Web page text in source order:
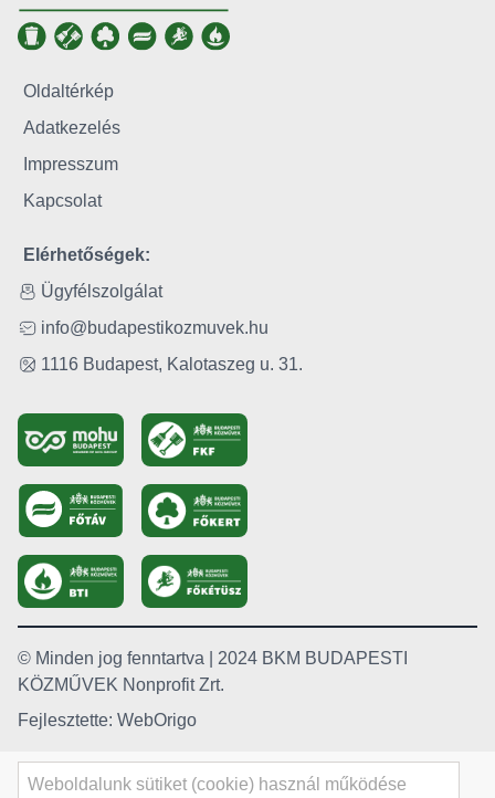
Oldaltérkép
Adatkezelés
Impresszum
Kapcsolat
Elérhetőségek:
Ügyfélszolgálat
info@budapestikozmuvek.hu
1116 Budapest, Kalotaszeg u. 31.
© Minden jog fenntartva | 2024 BKM BUDAPESTI
KÖZMŰVEK Nonprofit Zrt.
Fejlesztette: WebOrigo
Weboldalunk sütiket (cookie) használ működése